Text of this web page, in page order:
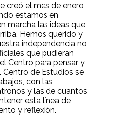
creó el mes de enero
estamos en
marcha las ideas que
Hemos querido y
independencia no
que pudieran
Centro para pensar y
Centro de Estudios se
con las
y las de cuantos
esta línea de
y reflexión.